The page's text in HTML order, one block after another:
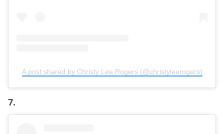
A post shared by Christy Lee Rogers (@christyleerogers)
7.